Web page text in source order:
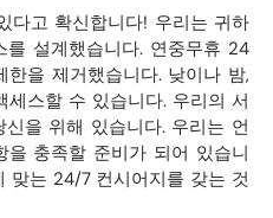
다고 확신합니다! 우리는 귀하
설계했습니다. 연중무휴 24
을 제거했습니다. 낮이나 밤,
스할 수 있습니다. 우리의 서
을 위해 있습니다. 우리는 언
충족할 준비가 되어 있습니
맞는 24/7 컨시어지를 갖는 것